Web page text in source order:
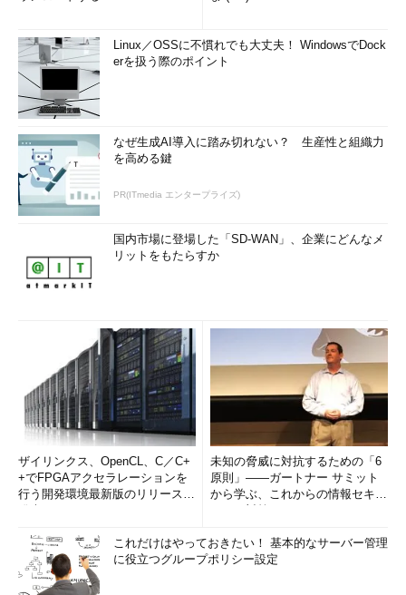
Linux／OSSに不慣れでも大丈夫！ WindowsでDock
erを扱う際のポイント
なぜ生成AI導入に踏み切れない？ 生産性と組織力
を高める鍵
PR(ITmedia エンタープライズ)
国内市場に登場した「SD-WAN」、企業にどんなメ
リットをもたらすか
ザイリンクス、OpenCL、C／C+
+でFPGAアクセラレーションを
行う開発環境最新版のリリースを
未知の脅威に対抗するための「6
原則」――ガートナー サミット
から学ぶ、これからの情報セキュ
これだけはやっておきたい！ 基本的なサーバー管理
に役立つグループポリシー設定